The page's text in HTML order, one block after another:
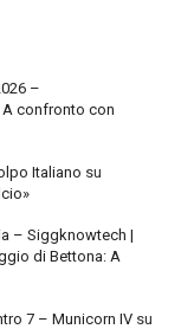
–
confronto con
Italiano su
– Siggknowtech |
di Bettona: A
7 – Municorn IV su